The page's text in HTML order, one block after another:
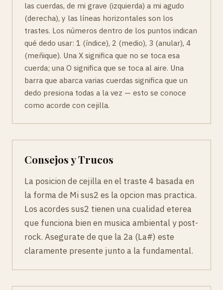
las cuerdas, de mi grave (izquierda) a mi agudo
(derecha), y las líneas horizontales son los
trastes. Los números dentro de los puntos indican
qué dedo usar: 1 (índice), 2 (medio), 3 (anular), 4
(meñique). Una X significa que no se toca esa
cuerda; una O significa que se toca al aire. Una
barra que abarca varias cuerdas significa que un
dedo presiona todas a la vez — esto se conoce
como acorde con cejilla.
Consejos y Trucos
La posicion de cejilla en el traste 4 basada en
la forma de Mi sus2 es la opcion mas practica.
Los acordes sus2 tienen una cualidad eterea
que funciona bien en musica ambiental y post-
rock. Asegurate de que la 2a (La#) este
claramente presente junto a la fundamental.